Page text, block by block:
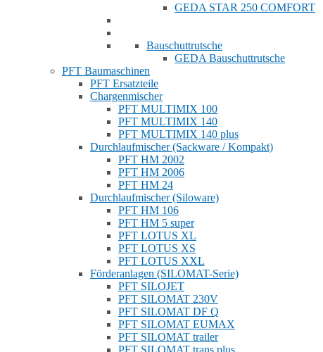
GEDA STAR 250 COMFORT
Bauschuttrutsche
GEDA Bauschuttrutsche
PFT Baumaschinen
PFT Ersatzteile
Chargenmischer
PFT MULTIMIX 100
PFT MULTIMIX 140
PFT MULTIMIX 140 plus
Durchlaufmischer (Sackware / Kompakt)
PFT HM 2002
PFT HM 2006
PFT HM 24
Durchlaufmischer (Siloware)
PFT HM 106
PFT HM 5 super
PFT LOTUS XL
PFT LOTUS XS
PFT LOTUS XXL
Förderanlagen (SILOMAT-Serie)
PFT SILOJET
PFT SILOMAT 230V
PFT SILOMAT DF Q
PFT SILOMAT EUMAX
PFT SILOMAT trailer
PFT SILOMAT trans plus